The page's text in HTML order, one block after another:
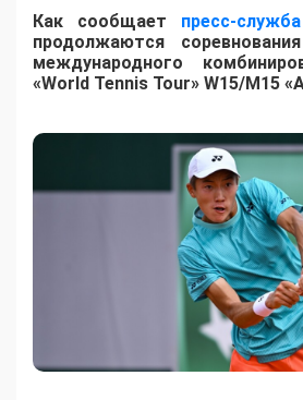
Как сообщает пресс-
продолжаются
международного
«World Tennis Tour» W15/M15